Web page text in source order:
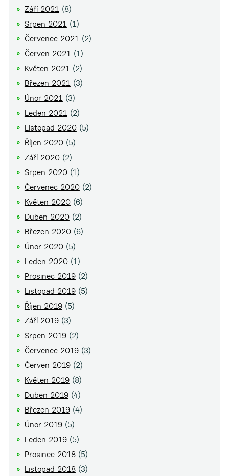
Září 2021 (8)
Srpen 2021 (1)
Červenec 2021 (2)
Červen 2021 (1)
Květen 2021 (2)
Březen 2021 (3)
Únor 2021 (3)
Leden 2021 (2)
Listopad 2020(5)
Říjen 2020(5)
Září 2020(2)
Srpen 2020(1)
Červenec 2020(2)
Květen 2020(6)
Duben 2020(2)
Březen 2020(6)
Únor 2020(5)
Leden 2020(1)
Prosinec 2019(2)
Listopad 2019(5)
Říjen 2019(5)
Září 2019(3)
Srpen 2019(2)
Červenec 2019(3)
Červen 2019(2)
Květen 2019(8)
Duben 2019(4)
Březen 2019(4)
Únor 2019(5)
Leden 2019(5)
Prosinec 2018(5)
Listopad 2018(3)